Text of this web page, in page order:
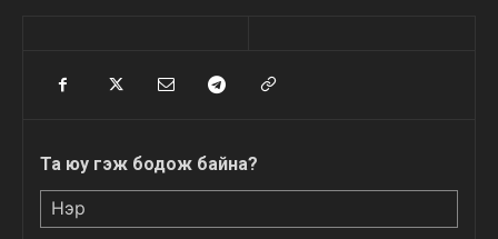
Та юу гэж бодож байна?